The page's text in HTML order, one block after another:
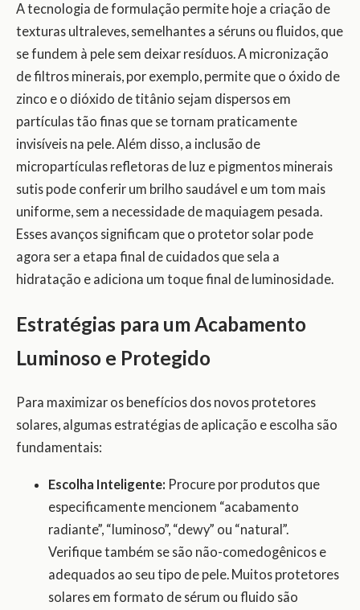
A tecnologia de formulação permite hoje a criação de
texturas ultraleves, semelhantes a séruns ou fluidos, que
se fundem à pele sem deixar resíduos. A micronização
de filtros minerais, por exemplo, permite que o óxido de
zinco e o dióxido de titânio sejam dispersos em
partículas tão finas que se tornam praticamente
invisíveis na pele. Além disso, a inclusão de
micropartículas refletoras de luz e pigmentos minerais
sutis pode conferir um brilho saudável e um tom mais
uniforme, sem a necessidade de maquiagem pesada.
Esses avanços significam que o protetor solar pode
agora ser a etapa final de cuidados que sela a
hidratação e adiciona um toque final de luminosidade.
Estratégias para um Acabamento
Luminoso e Protegido
Para maximizar os benefícios dos novos protetores
solares, algumas estratégias de aplicação e escolha são
fundamentais:
Escolha Inteligente: Procure por produtos que
especificamente mencionem “acabamento
radiante”, “luminoso”, “dewy” ou “natural”.
Verifique também se são não-comedogênicos e
adequados ao seu tipo de pele. Muitos protetores
solares em formato de sérum ou fluido são